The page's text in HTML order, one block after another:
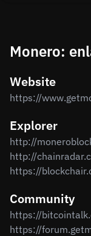
Monero:
Website
https://
Explorer
http://
http://
https://
Community
https://
https://